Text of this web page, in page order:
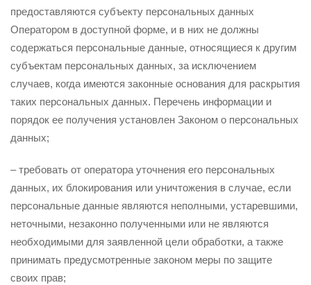
предоставляются субъекту персональных данных
Оператором в доступной форме, и в них не должны
содержаться персональные данные, относящиеся к другим
субъектам персональных данных, за исключением
случаев, когда имеются законные основания для раскрытия
таких персональных данных. Перечень информации и
порядок ее получения установлен Законом о персональных
данных;
– требовать от оператора уточнения его персональных
данных, их блокирования или уничтожения в случае, если
персональные данные являются неполными, устаревшими,
неточными, незаконно полученными или не являются
необходимыми для заявленной цели обработки, а также
принимать предусмотренные законом меры по защите
своих прав;